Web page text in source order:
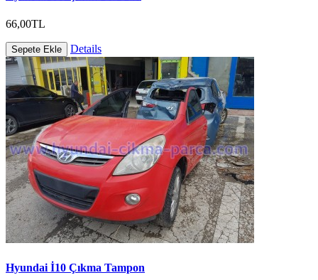
66,00TL
Sepete Ekle Details
Hyundai İ10 Çıkma Tampon